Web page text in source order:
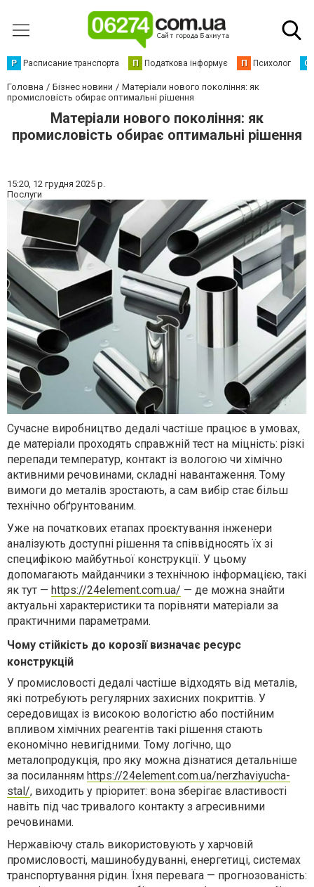
Р Расписание транспорта П Податкова інформує П Психолог С
Головна Бізнес новини
Матеріали нового покоління: як
промисловість обирає оптимальні рішення
Матеріали нового покоління: як
промисловість обирає оптимальні рішення
15:20, 12 грудня 2025 р.
Послуги
Сучасне виробництво дедалі частіше працює в умовах,
де матеріали проходять справжній тест на міцність: різкі
перепади температур, контакт із вологою чи хімічно
активними речовинами, складні навантаження. Тому
вимоги до металів зростають, а сам вибір стає більш
технічно обґрунтованим.
Уже на початкових етапах проєктування інженери
аналізують доступні рішення та співвідносять їх зі
специфікою майбутньої конструкції. У цьому
допомагають майданчики з технічною інформацією, такі
як тут — https://24element.com.ua/ — де можна знайти
актуальні характеристики та порівняти матеріали за
практичними параметрами.
Чому стійкість до корозії визначає ресурс
конструкцій
У промисловості дедалі частіше відходять від металів,
які потребують регулярних захисних покриттів. У
середовищах із високою вологістю або постійним
впливом хімічних реагентів такі рішення стають
економічно невигідними. Тому логічно, що
металопродукція, про яку можна дізнатися детальніше
за посиланням https://24element.com.ua/nerzhaviyucha-
stal/, виходить у пріоритет: вона зберігає властивості
навіть під час тривалого контакту з агресивними
речовинами.
Нержавіючу сталь використовують у харчовій
промисловості, машинобудуванні, енергетиці, системах
транспортування рідин. Їхня перевага — прогнозованість: